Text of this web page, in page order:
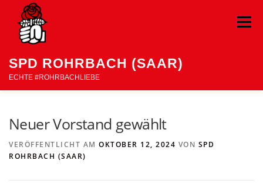
SPD ROHRBACH (SAAR)
ECHTE #ROHRBACHLIEBE
Menü
IMPRESSUM
Neuer Vorstand gewählt
VERÖFFENTLICHT AM OKTOBER 12, 2024 VON SPD
ROHRBACH (SAAR)